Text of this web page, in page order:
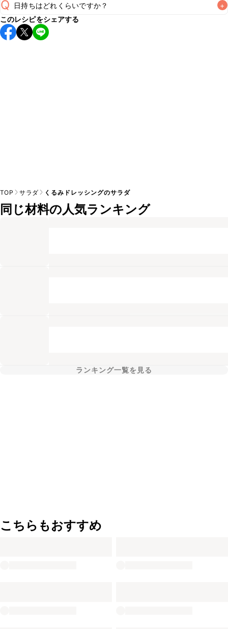
Q 日持ちはどれくらいですか？ +
保存期間は冷蔵で当日中が目安です。なるべくお早めにお召
し上がりください。
このレシピをシェアする
TOP サラダ くるみドレッシングのサラダ
同じ材料の人気ランキング
ランキング一覧を見る
こちらもおすすめ